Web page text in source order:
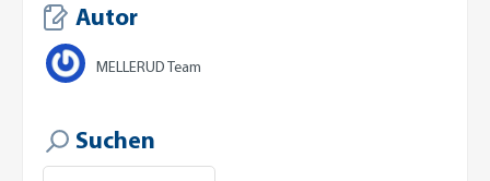
Autor
MELLERUD Team
Suchen